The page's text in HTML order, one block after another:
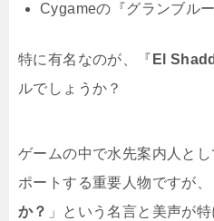
Cygameの『グランブル
特に有名なのが、『 El
ルでしょうか？
ゲームの中で水先案内人と
ポートする重要人物ですが、
か？ 」という名言と美声が